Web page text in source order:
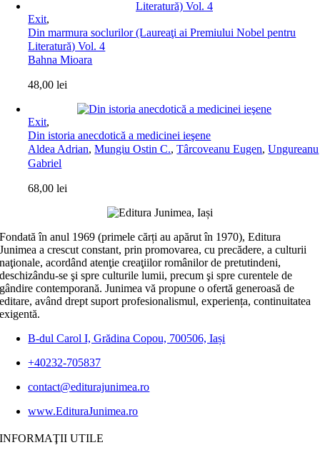
Exit,
Din marmura soclurilor (Laureaţi ai Premiului Nobel pentru
Literatură) Vol. 4
Bahna Mioara
48,00lei
Exit,
Din istoria anecdotică a medicinei ieşene
Aldea Adrian,Mungiu Ostin C.,Târcoveanu Eugen,Ungureanu
Gabriel
68,00lei
Fondată în anul 1969 (primele cărți au apărut în 1970), Editura
Junimea a crescut constant, prin promovarea, cu precădere, a culturii
naţionale, acordând atenţie creaţiilor românilor de pretutindeni,
deschizându-se şi spre culturile lumii, precum şi spre curentele de
gândire contemporană. Junimea vă propune o ofertă generoasă de
editare, având drept suport profesionalismul, experiența, continuitatea
exigentă.
B-dul Carol I, Grădina Copou, 700506, Iași
+40232-705837
contact@editurajunimea.ro
www.EdituraJunimea.ro
INFORMAŢII UTILE